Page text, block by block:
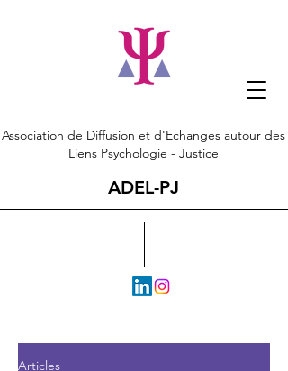
Association de Diffusion et d'Echanges autour des
Liens Psychologie - Justice
ADEL-PJ
Articles